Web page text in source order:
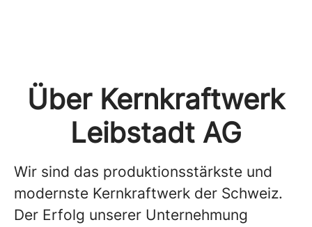
Über Kernkraftwerk
Leibstadt AG
Wir sind das produktionsstärkste und
modernste Kernkraftwerk der Schweiz.
Der Erfolg unserer Unternehmung